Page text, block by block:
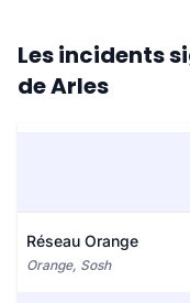
Les incidents
de Arles
Réseau Orange
Orange, Sosh